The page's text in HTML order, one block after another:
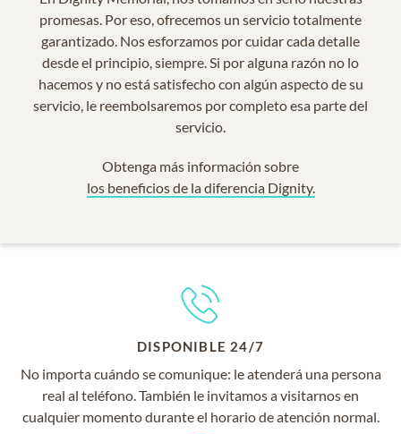
promesas. Por eso, ofrecemos un servicio totalmente
garantizado. Nos esforzamos por cuidar cada detalle
desde el principio, siempre. Si por alguna razón no lo
hacemos y no está satisfecho con algún aspecto de su
servicio, le reembolsaremos por completo esa parte del
servicio.
Obtenga más información sobre
los beneficios de la diferencia Dignity.
DISPONIBLE 24/7
No importa cuándo se comunique: le atenderá una persona
real al teléfono. También le invitamos a visitarnos en
cualquier momento durante el horario de atención normal.